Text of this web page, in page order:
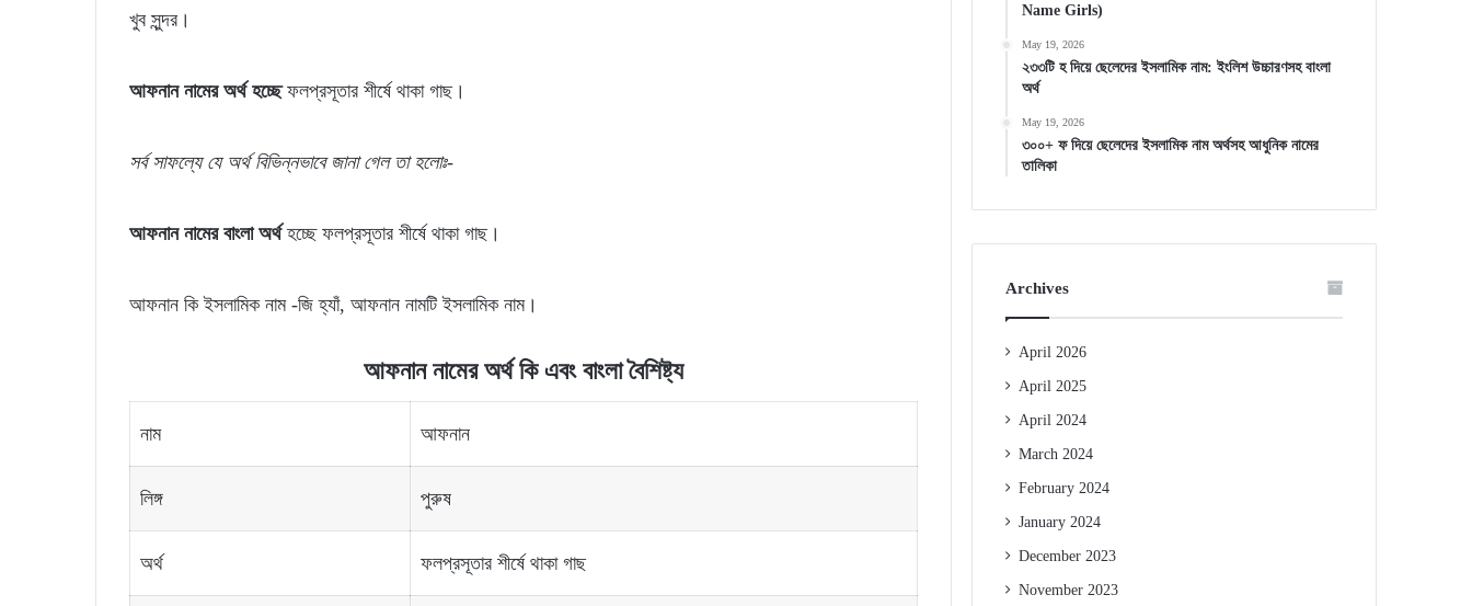
খুব সুন্দর।
আফনান নামের অর্থ হচ্ছেফলপ্রসূতার শীর্ষে থাকা গাছ।
সর্ব সাফল্যে যে অর্থ বিভিন্নভাবে জানা গেল তা হলোঃ-
আফনান নামের বাংলা অর্থহচ্ছে ফলপ্রসূতার শীর্ষে থাকা গাছ।
আফনান কি ইসলামিক নাম -জি হ্যাঁ, আফনান নামটি ইসলামিক নাম।
আফনান নামের অর্থ কি এবং বাংলা বৈশিষ্ট্য
নাম আফনান
লিঙ্গ পুরুষ
অর্থ ফলপ্রসূতার শীর্ষে থাকা গাছ
Name Girls)
May 19, 2026
২৩৩টি হ দিয়ে ছেলেদের ইসলামিক নাম: ইংলিশ উচ্চারণসহ বাংলা
অর্থ
May 19, 2026
৩০০+ ফ দিয়ে ছেলেদের ইসলামিক নাম অর্থসহ আধুনিক নামের
তালিকা
Archives
April 2026
April 2025
April 2024
March 2024
February 2024
January 2024
December 2023
November 2023